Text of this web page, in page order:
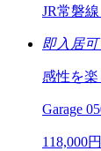
JR常磐
即入居可
感性を
Garage
118,000円